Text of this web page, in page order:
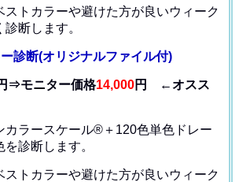
トカラーや避けた方が良いウィーク
診断します。
診断(オリジナルファイル付)
モニター価格14,000円 ←オスス
カラースケール®＋120色単色ドレー
診断します。
トカラーや避けた方が良いウィーク